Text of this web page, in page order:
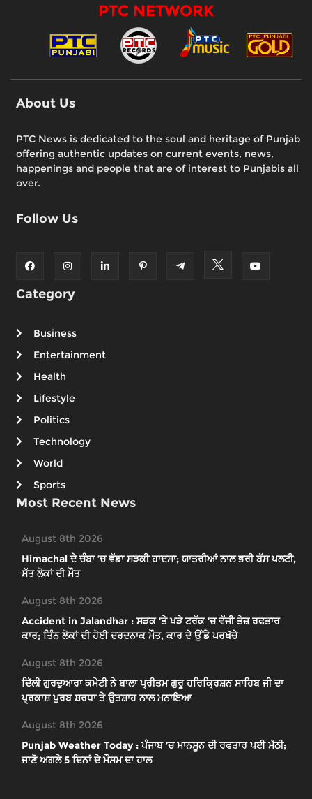
PTC NETWORK
About Us
PTC News is dedicated to the soul and heritage of Punjab
offering authentic updates on current events, news,
happenings and people that are of interest to Punjabis all
over.
Follow Us
Category
Business
Entertainment
Health
Lifestyle
Politics
Technology
World
Sports
Most Recent News
August 8th 2026
Himachal ਦੇ ਚੰਬਾ ’ਚ ਵੱਡਾ ਸੜਕੀ ਹਾਦਸਾ; ਯਾਤਰੀਆਂ ਨਾਲ ਭਰੀ ਬੱਸ ਪਲਟੀ,
ਸੱਤ ਲੋਕਾਂ ਦੀ ਮੌਤ
August 8th 2026
Accident in Jalandhar : ਸੜਕ ’ਤੇ ਖੜੇ ਟਰੱਕ ’ਚ ਵੱਜੀ ਤੇਜ਼ ਰਫਤਾਰ
ਕਾਰ; ਤਿੰਨ ਲੋਕਾਂ ਦੀ ਹੋਈ ਦਰਦਨਾਕ ਮੌਤ, ਕਾਰ ਦੇ ਉੱਡੇ ਪਰਖੱਚੇ
August 8th 2026
ਦਿੱਲੀ ਗੁਰਦੁਆਰਾ ਕਮੇਟੀ ਨੇ ਬਾਲਾ ਪ੍ਰੀਤਮ ਗੁਰੂ ਹਰਿਕ੍ਰਿਸ਼ਨ ਸਾਹਿਬ ਜੀ ਦਾ
ਪ੍ਰਕਾਸ਼ ਪੁਰਬ ਸ਼ਰਧਾ ਤੇ ਉਤਸ਼ਾਹ ਨਾਲ ਮਨਾਇਆ
August 8th 2026
Punjab Weather Today : ਪੰਜਾਬ ’ਚ ਮਾਨਸੂਨ ਦੀ ਰਫਤਾਰ ਪਈ ਮੱਠੀ;
ਜਾਣੋ ਅਗਲੇ 5 ਦਿਨਾਂ ਦੇ ਮੌਸਮ ਦਾ ਹਾਲ